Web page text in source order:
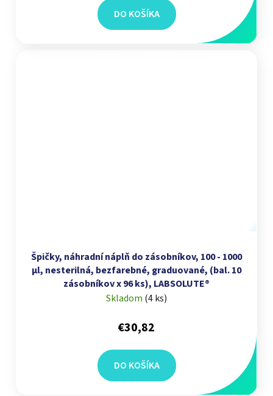
DO KOŠÍKA
Špičky, náhradní náplň do zásobníkov, 100 - 1000
µl, nesterilná, bezfarebné, graduované, (bal. 10
zásobníkov x 96 ks), LABSOLUTE®
Skladom (4 ks)
€30,82
DO KOŠÍKA